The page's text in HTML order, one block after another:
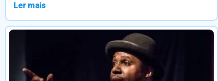
Ler mais